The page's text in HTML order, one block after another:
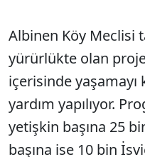
Albinen Köy Meclisi
yürürlükte olan
içerisinde
yardım yapılıyor.
yetişkin başına 25
başına ise 10 bin